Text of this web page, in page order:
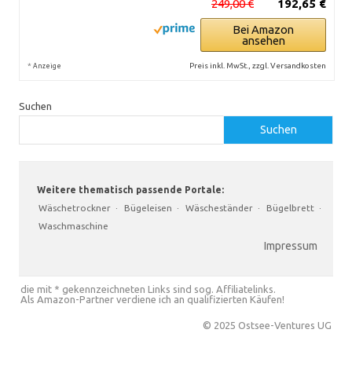
192,65 €
249,00 €
Bei Amazon
ansehen
* Anzeige Preis inkl. MwSt., zzgl. Versandkosten
Suchen
Suchen
Weitere thematisch passende Portale:
Wäschetrockner · Bügeleisen · Wäscheständer · Bügelbrett ·
Waschmaschine
Impressum
die mit * gekennzeichneten Links sind sog. Affiliatelinks.
Als Amazon-Partner verdiene ich an qualifizierten Käufen!
© 2025 Ostsee-Ventures UG